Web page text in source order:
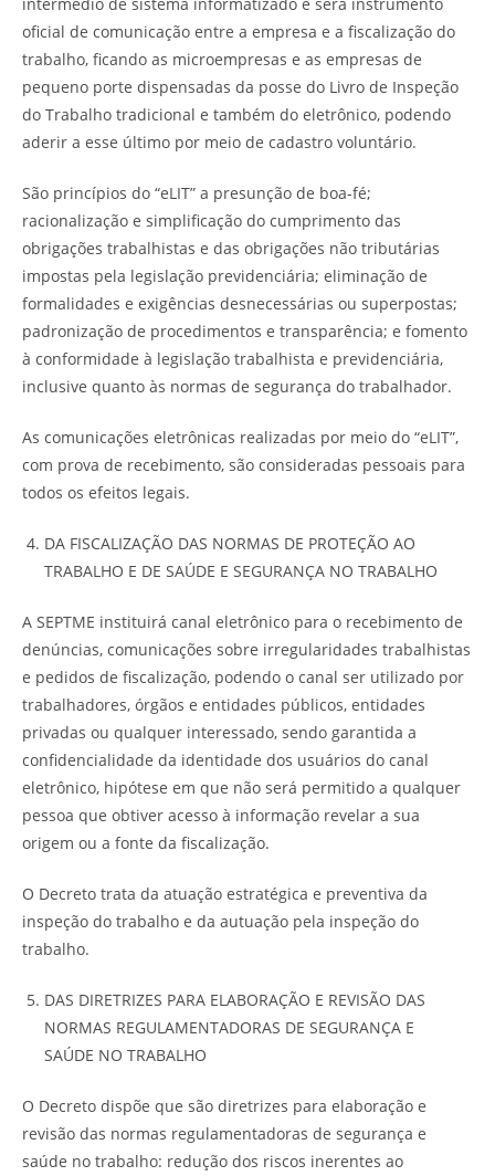
oficial de comunicação entre a empresa e a fiscalização do
trabalho, ficando as microempresas e as empresas de
pequeno porte dispensadas da posse do Livro de Inspeção
do Trabalho tradicional e também do eletrônico, podendo
aderir a esse último por meio de cadastro voluntário.
São princípios do “eLIT” a presunção de boa-fé;
racionalização e simplificação do cumprimento das
obrigações trabalhistas e das obrigações não tributárias
impostas pela legislação previdenciária; eliminação de
formalidades e exigências desnecessárias ou superpostas;
padronização de procedimentos e transparência; e fomento
à conformidade à legislação trabalhista e previdenciária,
inclusive quanto às normas de segurança do trabalhador.
As comunicações eletrônicas realizadas por meio do “eLIT”,
com prova de recebimento, são consideradas pessoais para
todos os efeitos legais.
DA FISCALIZAÇÃO DAS NORMAS DE PROTEÇÃO AO
TRABALHO E DE SAÚDE E SEGURANÇA NO TRABALHO
A SEPTME instituirá canal eletrônico para o recebimento de
denúncias, comunicações sobre irregularidades trabalhistas
e pedidos de fiscalização, podendo o canal ser utilizado por
trabalhadores, órgãos e entidades públicos, entidades
privadas ou qualquer interessado, sendo garantida a
confidencialidade da identidade dos usuários do canal
eletrônico, hipótese em que não será permitido a qualquer
pessoa que obtiver acesso à informação revelar a sua
origem ou a fonte da fiscalização.
O Decreto trata da atuação estratégica e preventiva da
inspeção do trabalho e da autuação pela inspeção do
trabalho.
DAS DIRETRIZES PARA ELABORAÇÃO E REVISÃO DAS
NORMAS REGULAMENTADORAS DE SEGURANÇA E
SAÚDE NO TRABALHO
O Decreto dispõe que são diretrizes para elaboração e
revisão das normas regulamentadoras de segurança e
saúde no trabalho: redução dos riscos inerentes ao